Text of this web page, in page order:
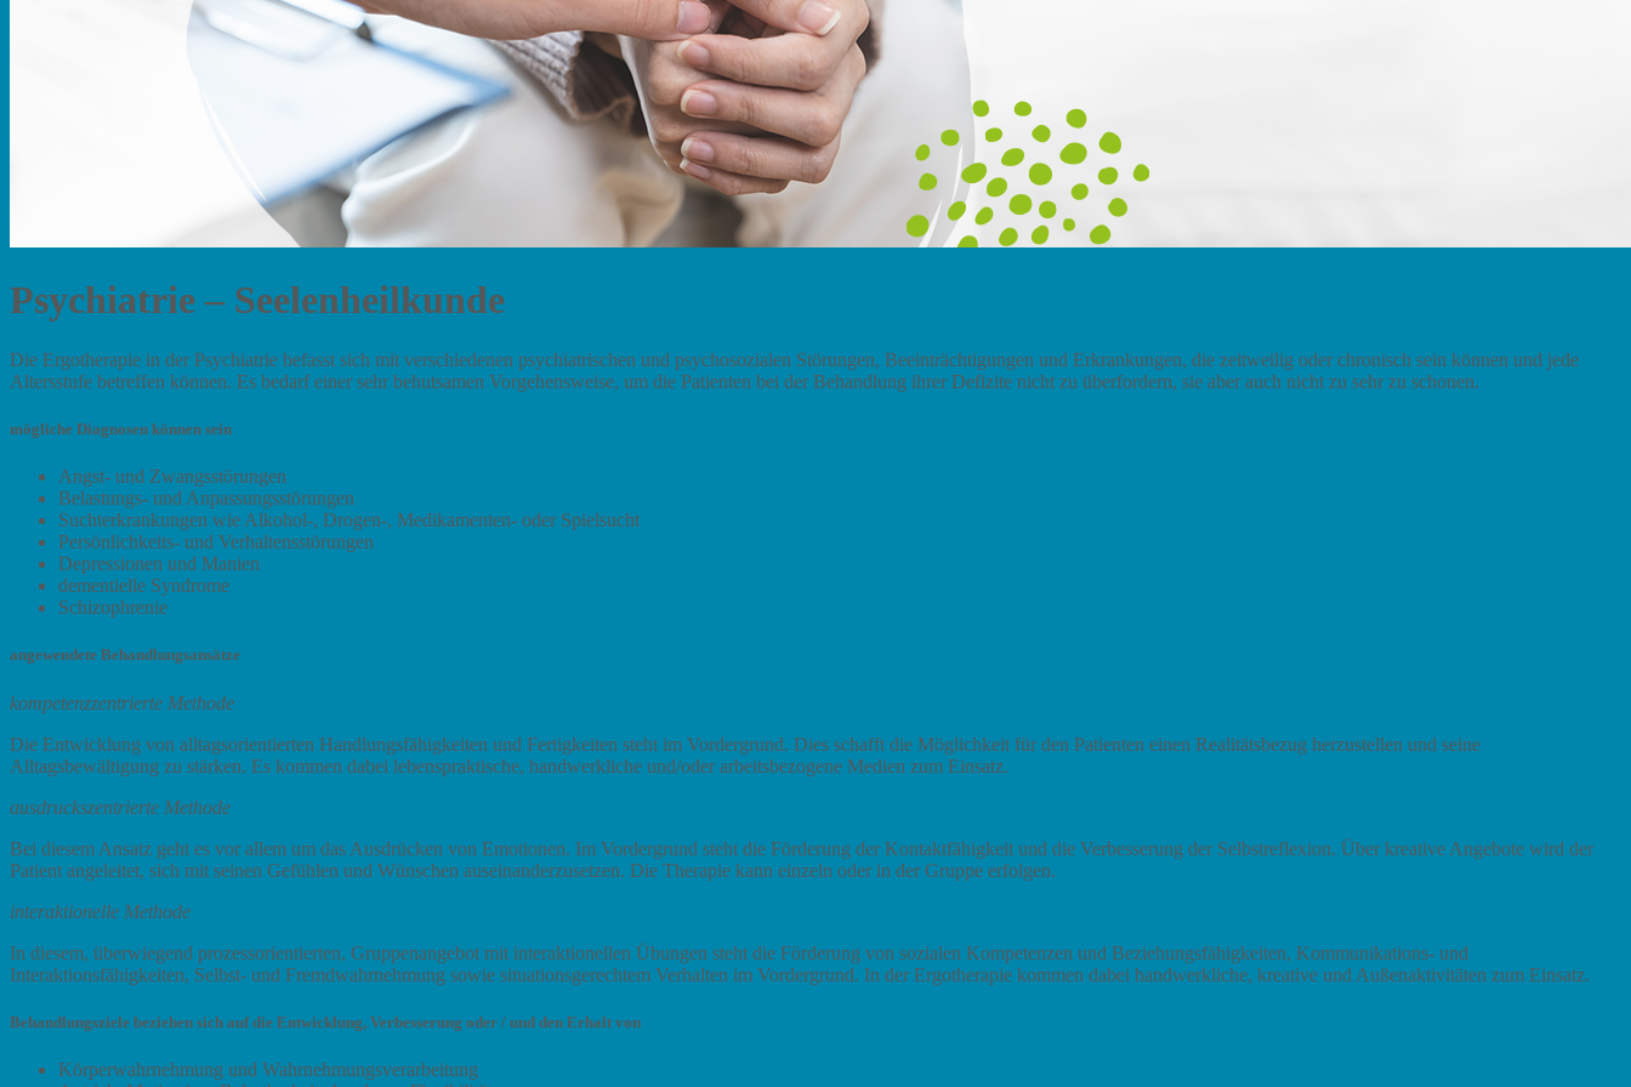
Psychiatrie – Seelenheilkunde
Die Ergotherapie in der Psychiatrie befasst sich mit verschiedenen psychiatrischen und psychosozialen Störungen, Beeinträchtigungen und Erkrankungen, die zeitweilig oder chronisch sein können und jede
Altersstufe betreffen können. Es bedarf einer sehr behutsamen Vorgehensweise, um die Patienten bei der Behandlung ihrer Defizite nicht zu überfordern, sie aber auch nicht zu sehr zu schonen.
mögliche Diagnosen können sein
Angst- und Zwangsstörungen
Belastungs- und Anpassungsstörungen
Suchterkrankungen wie Alkohol-, Drogen-, Medikamenten- oder Spielsucht
Persönlichkeits- und Verhaltensstörungen
Depressionen und Manien
dementielle Syndrome
Schizophrenie
angewendete Behandlungsansätze
kompetenzzentrierte Methode
Die Entwicklung von alltagsorientierten Handlungsfähigkeiten und Fertigkeiten steht im Vordergrund. Dies schafft die Möglichkeit für den Patienten einen Realitätsbezug herzustellen und seine
Alltagsbewältigung zu stärken. Es kommen dabei lebenspraktische, handwerkliche und/oder arbeitsbezogene Medien zum Einsatz.
ausdruckszentrierte Methode
Bei diesem Ansatz geht es vor allem um das Ausdrücken von Emotionen. Im Vordergrund steht die Förderung der Kontaktfähigkeit und die Verbesserung der Selbstreflexion. Über kreative Angebote wird der
Patient angeleitet, sich mit seinen Gefühlen und Wünschen auseinanderzusetzen. Die Therapie kann einzeln oder in der Gruppe erfolgen.
interaktionelle Methode
In diesem, überwiegend prozessorientierten, Gruppenangebot mit interaktionellen Übungen steht die Förderung von sozialen Kompetenzen und Beziehungsfähigkeiten, Kommunikations- und
Interaktionsfähigkeiten, Selbst- und Fremdwahrnehmung sowie situationsgerechtem Verhalten im Vordergrund. In der Ergotherapie kommen dabei handwerkliche, kreative und Außenaktivitäten zum Einsatz.
Behandlungsziele beziehen sich auf die Entwicklung, Verbesserung oder / und den Erhalt von
Körperwahrnehmung und Wahrnehmungsverarbeitung